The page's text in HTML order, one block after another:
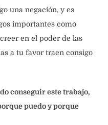
una negación, y es
importantes como
en el poder de las
a tu favor traen consigo
conseguir este trabajo,
puedo y porque